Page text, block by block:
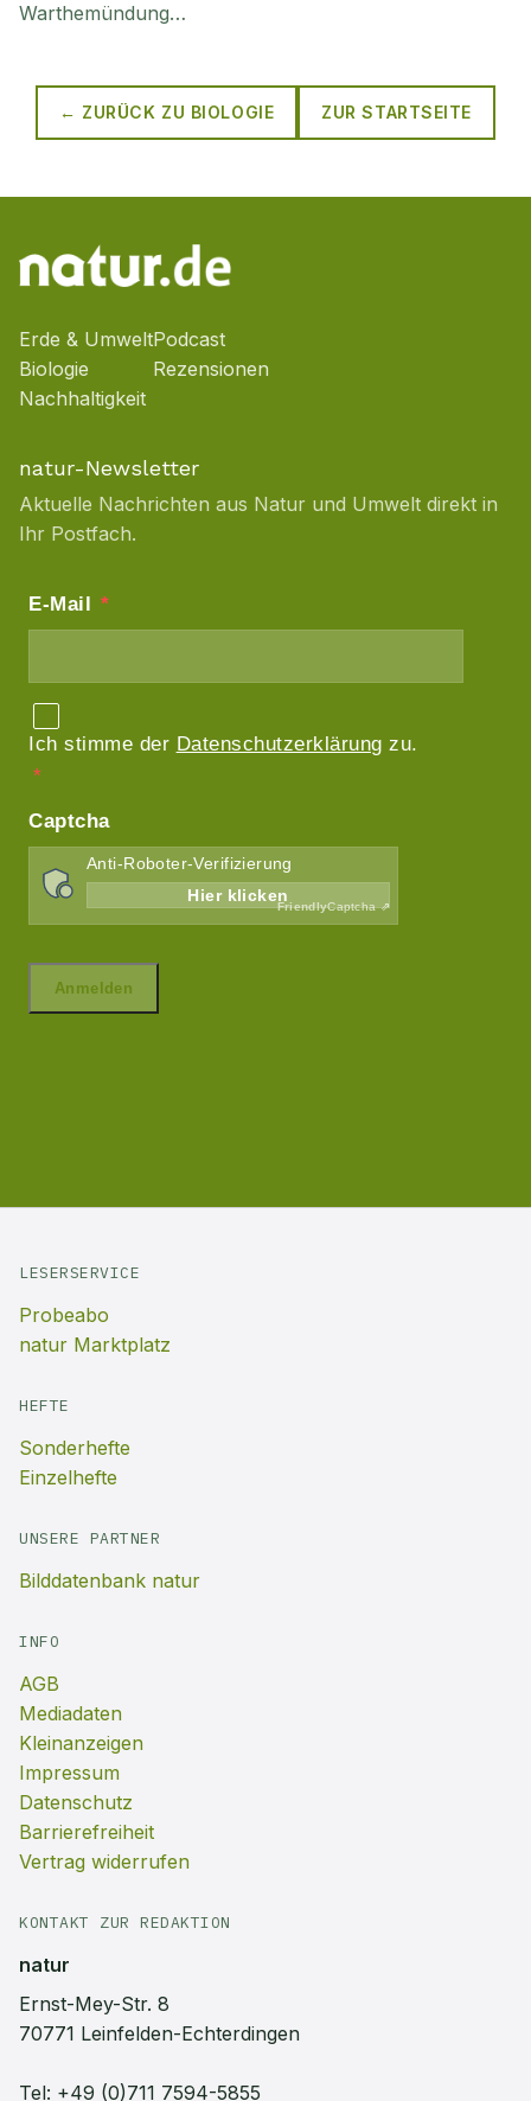
Warthemündung…
← ZURÜCK ZU BIOLOGIE ZUR STARTSEITE
Erde & Umwelt
Biologie
Nachhaltigkeit
Podcast
Rezensionen
natur-Newsletter
Aktuelle Nachrichten aus Natur und Umwelt direkt in
Ihr Postfach.
LESERSERVICE
Probeabo
natur Marktplatz
HEFTE
Sonderhefte
Einzelhefte
UNSERE PARTNER
Bilddatenbank natur
INFO
AGB
Mediadaten
Kleinanzeigen
Impressum
Datenschutz
Barrierefreiheit
Vertrag widerrufen
KONTAKT ZUR REDAKTION
natur
Ernst-Mey-Str. 8
70771 Leinfelden-Echterdingen
Tel: +49 (0)711 7594-5855